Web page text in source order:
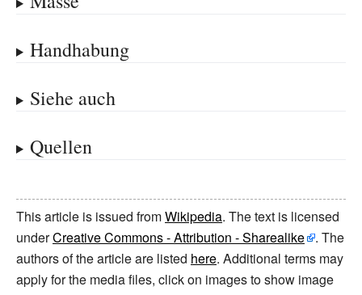
Handhabung
Siehe auch
Quellen
This article is issued fromWikipedia. The text is licensed
underCreative Commons - Attribution - Sharealike
. The
authors of the article are listed here. Additional terms may
apply for the media files, click on images to show image